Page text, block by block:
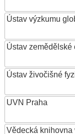
Ústav výzkumu
Ústav zemědělské
Ústav živočišné
UVN Praha
Vědecká knihovna